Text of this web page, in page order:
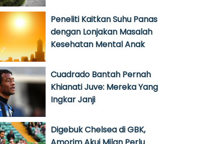
Peneliti Kaitkan Suhu Panas
dengan Lonjakan Masalah
Kesehatan Mental Anak
Cuadrado Bantah Pernah
Khianati Juve: Mereka Yang
Ingkar Janji
Digebuk Chelsea di GBK,